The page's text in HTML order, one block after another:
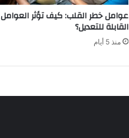
ع
ز
ر
عوامل خطر القلب: كيف تؤثر العوامل
القابلة للتعديل؟
منذ 5 أيام